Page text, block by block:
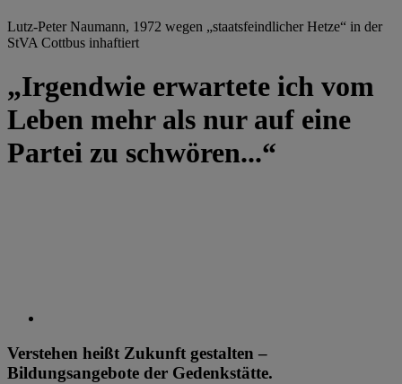
Lutz-Peter Naumann, 1972 wegen „staatsfeindlicher Hetze“ in der
StVA Cottbus inhaftiert
„Irgendwie erwartete ich vom
Leben mehr als nur auf eine
Partei zu schwören...“
Verstehen heißt Zukunft gestalten –
Bildungsangebote der Gedenkstätte.